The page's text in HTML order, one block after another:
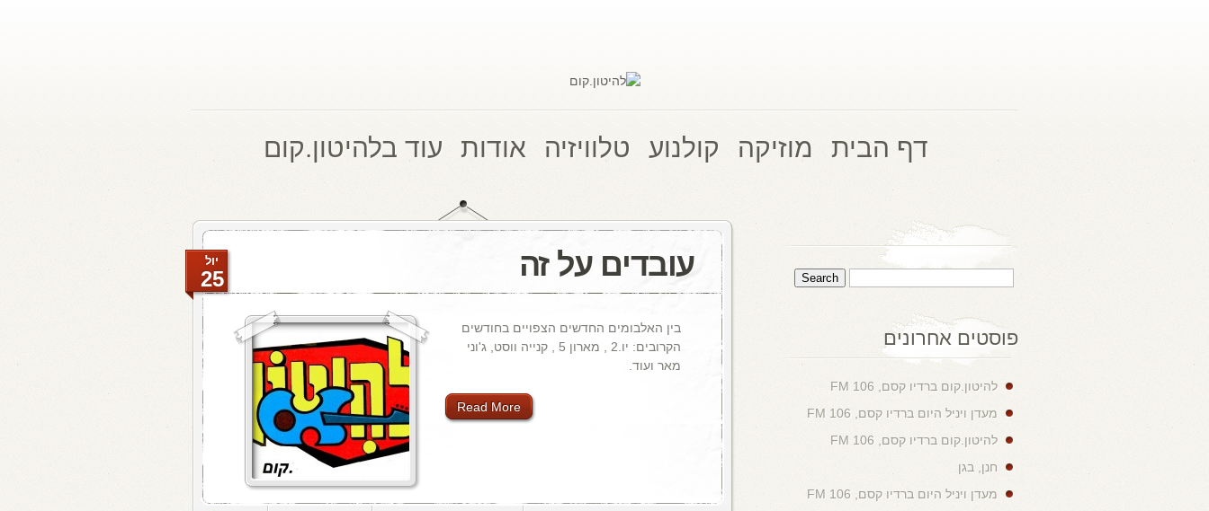
דף הבית מוזיקה קולנוע טלוויזיה אודות עוד בלהיטון.קום
עובדים על זה יול
25
בין האלבומים החדשים הצפויים בחודשים
הקרובים: יו.2 , מארון 5 , קנייה ווסט, ג'וני
מאר ועוד.
Read More
פוסטים אחרונים
להיטון.קום ברדיו קסם, 106 FM
מעדן ויניל היום ברדיו קסם, 106 FM
להיטון.קום ברדיו קסם, 106 FM
חנן, בגן
מעדן ויניל היום ברדיו קסם, 106 FM